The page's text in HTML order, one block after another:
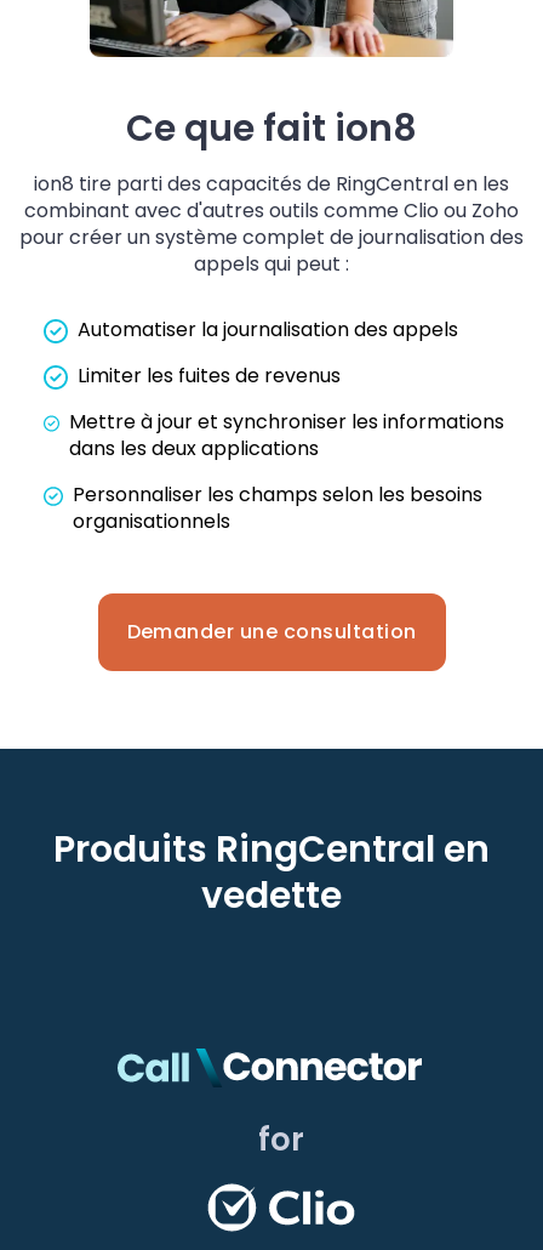
Ce que fait ion8
ion8 tire parti des capacités de RingCentral en les
combinant avec d'autres outils comme Clio ou Zoho
pour créer un système complet de journalisation des
appels qui peut :
Automatiser la journalisation des appels
Limiter les fuites de revenus
Mettre à jour et synchroniser les informations
dans les deux applications
Personnaliser les champs selon les besoins
organisationnels
Demander une consultation
Produits RingCentral en
vedette
for